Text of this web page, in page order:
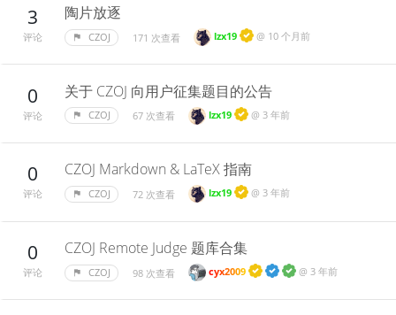
3
评论
陶片放逐
CZOJ 171 次查看 lzx19 @ 10 个月前
0
评论
关于 CZOJ 向用户征集题目的公告
CZOJ 67 次查看 lzx19 @ 3 年前
0
评论
CZOJ Markdown & LaTeX 指南
CZOJ 72 次查看 lzx19 @ 3 年前
0
评论
CZOJ Remote Judge 题库合集
CZOJ 98 次查看 cyx2009 @ 3 年前